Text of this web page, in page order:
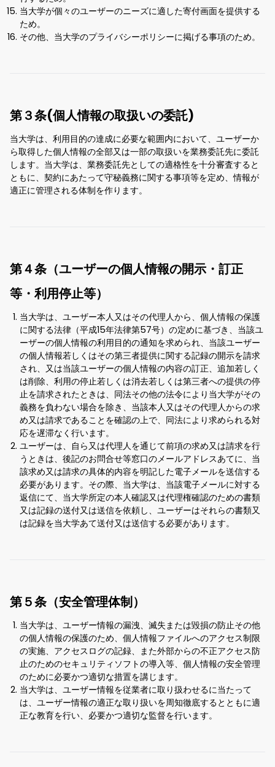
当大学が個々のユーザーのニーズに適した寄付画面を提供する
ため。
その他、当大学のプライバシーポリシーに掲げる事項のため。
第３条(個人情報の取扱いの委託)
当大学は、利用目的の達成に必要な範囲内において、ユーザーか
ら取得した個人情報の全部又は一部の取扱いを業務委託先に委託
します。当大学は、業務委託先としての適格性を十分審査すると
ともに、契約にあたって守秘義務に関する事項等を定め、情報が
適正に管理される体制を作ります。
第４条（ユーザーの個人情報の開示・訂正
等・利用停止等）
当大学は、ユーザー本人又はその代理人から、個人情報の保護
に関する法律（平成15年法律第57号）の定めに基づき、当該ユ
ーザーの個人情報の利用目的の通知を求められ、当該ユーザー
の個人情報若しくはその第三者提供に関する記録の開示を請求
され、又は当該ユーザーの個人情報の内容の訂正、追加若しく
は削除、利用の停止若しくは消去若しくは第三者への提供の停
止を請求されたときは、同法その他の法令により当大学がその
義務を負わない場合を除き、当該本人又はその代理人からの求
め又は請求であることを確認の上で、同法により求められる対
応を遅滞なく行います。
ユーザーは、自ら又は代理人を通じて前項の求め又は請求を行
うときは、後記のお問合せ等窓口のメールアドレスあてに、当
該求め又は請求の具体的内容を明記した電子メールを送信する
必要があります。その際、当大学は、当該電子メールに対する
返信にて、当大学所定の本人確認又は代理権確認のための書類
又は記録の送付又は送信を依頼し、ユーザーはそれらの書類又
は記録を当大学あて送付又は送信する必要があります。
第５条（安全管理体制）
当大学は、ユーザー情報の漏洩、滅失または毀損の防止その他
の個人情報の保護のため、個人情報ファイルへのアクセス制限
の実施、アクセスログの記録、また外部からの不正アクセス防
止のためのセキュリティソフトの導入等、個人情報の安全管理
のために必要かつ適切な措置を講じます。
当大学は、ユーザー情報を従業者に取り扱わせるに当たって
は、ユーザー情報の適正な取り扱いを周知徹底するとともに適
正な教育を行い、必要かつ適切な監督を行います。